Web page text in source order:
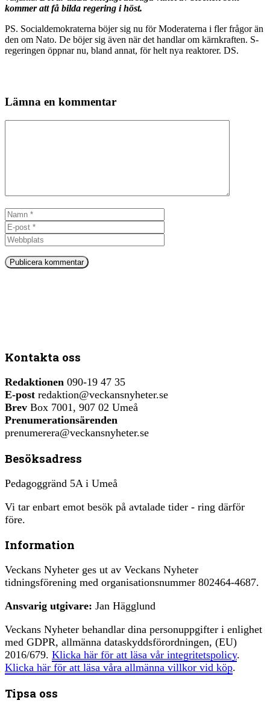
kommer att få bilda regering i höst.
PS. Socialdemokraterna böjer sig nu för Moderaterna i fler frågor än
den om Nato. De böjer sig även när det handlar om kärnkraften. S-
regeringen öppnar nu, bland annat, för helt nya reaktorer. DS.
Lämna en kommentar
Namn
post
Kontakta oss
Redaktionen 090-19 47 35
E-post redaktion@veckansnyheter.se
Brev Box 7001, 907 02 Umeå
Prenumerationsärenden
prenumerera@veckansnyheter.se
Besöksadress
Pedagoggränd 5A i Umeå
Vi tar enbart emot besök på avtalade tider - ring därför
före.
Information
Veckans Nyheter ges ut av Veckans Nyheter
tidningsförening med organisationsnummer 802464-4687.
Ansvarig utgivare: Jan Hägglund
Veckans Nyheter behandlar dina personuppgifter i enlighet
med GDPR, allmänna dataskyddsförordningen, (EU)
2016/679. Klicka här för att läsa vår integritetspolicy.
Klicka här för att läsa våra allmänna villkor vid köp.
Tipsa oss